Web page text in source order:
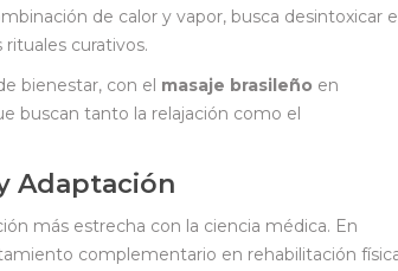
de calor y vapor, busca desintoxicar
curativos.
bienestar, con el masaje brasileño en
buscan tanto la relajación como el
Adaptación
más estrecha con la ciencia médica. En
complementario en rehabilitación